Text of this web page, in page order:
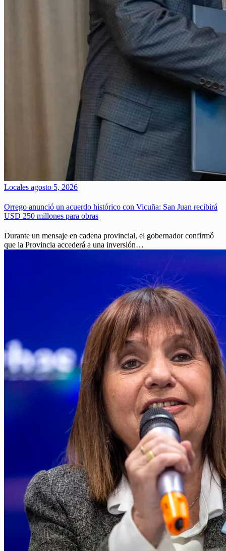
Locales agosto 5, 2026
Orrego anunció un acuerdo histórico con Vicuña: San Juan recibirá
USD 250 millones para obras
Durante un mensaje en cadena provincial, el gobernador confirmó
que la Provincia accederá a una inversión…